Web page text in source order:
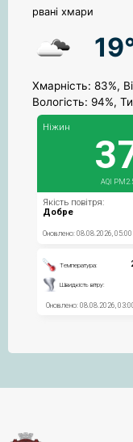
рвані хмари
Хмарність: 83%,
Вологість: 94%,